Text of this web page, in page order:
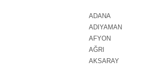
ADANA
ADIYAMAN
AFYON
AĞRI
AKSARAY